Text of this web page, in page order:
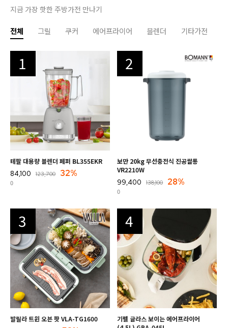
지금 가장 핫한 주방가전 만나기
전체 그릴 쿠커 에어프라이어 블렌더 기타가전
1
테팔 대용량 블렌더 페퍼 BL355EKR
84,100
123,700 32%
0
2
보만 20kg 무선충전식 진공쌀통
VR2210W
99,400
138,100 28%
0
3
발릴라 트윈 오븐 팟 VLA-TG1600
4
기펠 글라스 보이는 에어프라이어